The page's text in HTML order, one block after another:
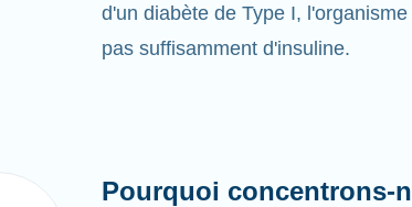
d'un diabète de Type I,
pas suffisamment d'insuline.
Pourquoi concentrons-